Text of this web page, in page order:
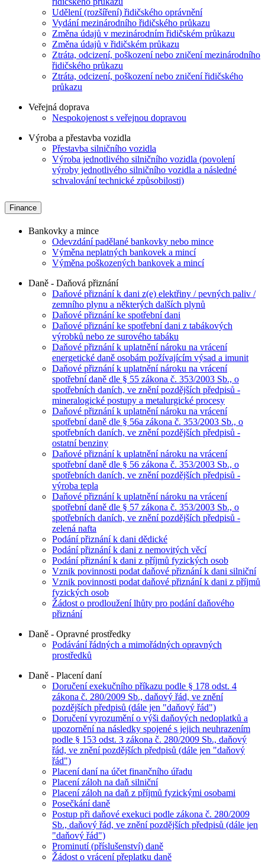
Udělení (rozšíření) řidičského oprávnění
Vydání mezinárodního řidičského průkazu
Změna údajů v mezinárodním řidičském průkazu
Změna údajů v řidičském průkazu
Ztráta, odcizení, poškození nebo zničení mezinárodního
řidičského průkazu
Ztráta, odcizení, poškození nebo zničení řidičského
průkazu
Veřejná doprava
Nespokojenost s veřejnou dopravou
Výroba a přestavba vozidla
Přestavba silničního vozidla
Výroba jednotlivého silničního vozidla (povolení
výroby jednotlivého silničního vozidla a následné
schvalování technické způsobilosti)
Finance
Bankovky a mince
Odevzdání padělané bankovky nebo mince
Výměna neplatných bankovek a mincí
Výměna poškozených bankovek a mincí
Daně - Daňová přiznání
Daňové přiznání k dani z(e) elektřiny / pevných paliv /
zemního plynu a některých dalších plynů
Daňové přiznání ke spotřební dani
Daňové přiznání ke spotřební dani z tabákových
výrobků nebo ze surového tabáku
Daňové přiznání k uplatnění nároku na vrácení
energetické daně osobám požívajícím výsad a imunit
Daňové přiznání k uplatnění nároku na vrácení
spotřební daně dle § 55 zákona č. 353/2003 Sb., o
spotřebních daních, ve znění pozdějších předpisů -
mineralogické postupy a metalurgické procesy
Daňové přiznání k uplatnění nároku na vrácení
spotřební daně dle § 56a zákona č. 353/2003 Sb., o
spotřebních daních, ve znění pozdějších předpisů -
ostatní benziny
Daňové přiznání k uplatnění nároku na vrácení
spotřební daně dle § 56 zákona č. 353/2003 Sb., o
spotřebních daních, ve znění pozdějších předpisů -
výroba tepla
Daňové přiznání k uplatnění nároku na vrácení
spotřební daně dle § 57 zákona č. 353/2003 Sb., o
spotřebních daních, ve znění pozdějších předpisů -
zelená nafta
Podání přiznání k dani dědické
Podání přiznání k dani z nemovitých věcí
Podání přiznání k dani z příjmů fyzických osob
Vznik povinnosti podat daňové přiznání k dani silniční
Vznik povinnosti podat daňové přiznání k dani z příjmů
fyzických osob
Žádost o prodloužení lhůty pro podání daňového
přiznání
Daně - Opravné prostředky
Podávání řádných a mimořádných opravných
prostředků
Daně - Placení daní
Doručení exekučního příkazu podle § 178 odst. 4
zákona č. 280/2009 Sb., daňový řád, ve znění
pozdějších předpisů (dále jen "daňový řád")
Doručení vyrozumění o výši daňových nedoplatků a
upozornění na následky spojené s jejich neuhrazením
podle § 153 odst. 3 zákona č. 280/2009 Sb., daňový
řád, ve znění pozdějších předpisů (dále jen "daňový
řád")
Placení daní na účet finančního úřadu
Placení záloh na daň silniční
Placení záloh na daň z příjmů fyzickými osobami
Posečkání daně
Postup při daňové exekuci podle zákona č. 280/2009
Sb., daňový řád, ve znění pozdějších předpisů (dále jen
"daňový řád")
Prominutí (příslušenství) daně
Žádost o vrácení přeplatku daně